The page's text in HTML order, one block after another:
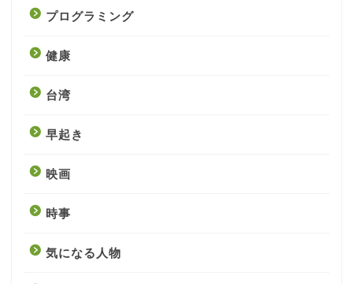
プログラミング
健康
台湾
早起き
映画
時事
気になる人物